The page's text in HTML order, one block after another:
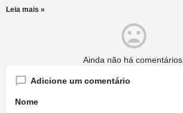
Leia mais »
Ainda não há comentários.
Adicione um comentário
Nome